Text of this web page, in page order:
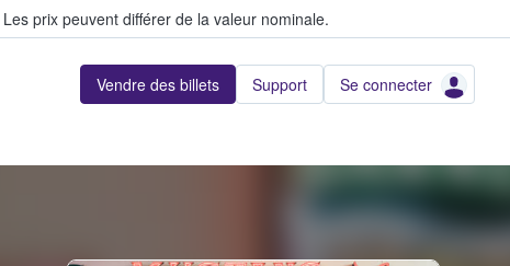
Les prix peuvent différer de la valeur nominale.
Vendre des billets Support Se connecter